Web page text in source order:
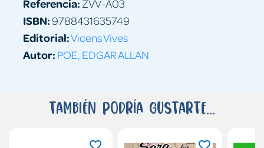
Referencia: ZVV-A03
ISBN:9788431635749
Editorial:Vicens Vives
Autor: POE, EDGAR ALLAN
También podría gustarte...